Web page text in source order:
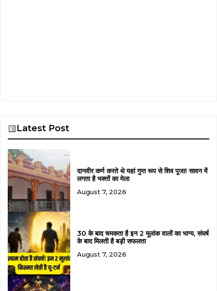
Latest Post
दानवीर कर्ण करते थे यहां गुप्त रूप से शिव पूजा! सावन में
लगता है भक्तों का मेला
August 7, 2026
30 के बाद चमकता है इन 2 मूलांक वालों का भाग्य, संघर्ष
के बाद मिलती है बड़ी सफलता
August 7, 2026